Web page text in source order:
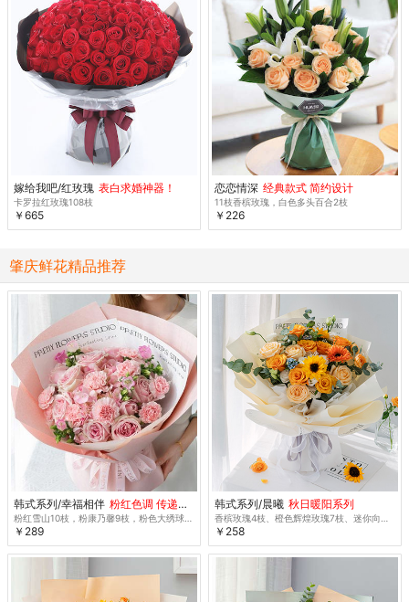
嫁给我吧/红玫瑰 表白求婚神器！
卡罗拉红玫瑰108枝
￥665
恋恋情深 经典款式 简约设计
11枝香槟玫瑰，白色多头百合2枝
￥226
肇庆鲜花精品推荐
韩式系列/幸福相伴 粉红色调 传递感激 特惠
￥289
韩式系列/晨曦 秋日暖阳系列
￥258